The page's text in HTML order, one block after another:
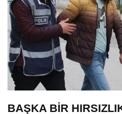
BAŞKA BİR